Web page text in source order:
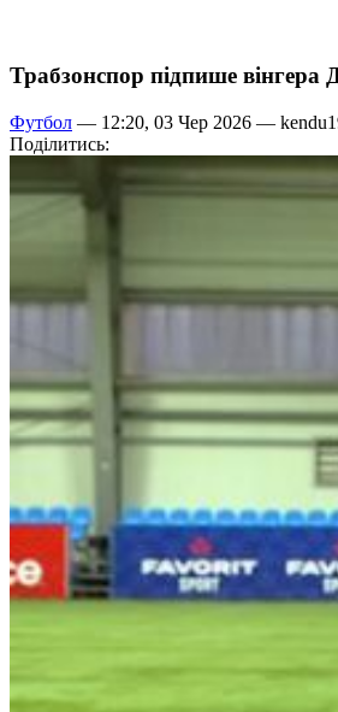
Трабзонспор підпише вінгера
Футбол — 12:20, 03 Чер 2026 —
Поділитись: